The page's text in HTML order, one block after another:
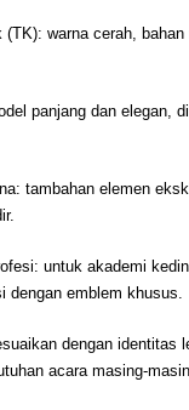
(TK): warna cerah,
panjang dan elegan,
tambahan elemen
untuk akademi
dengan emblem khusus.
dengan identitas
acara masing-